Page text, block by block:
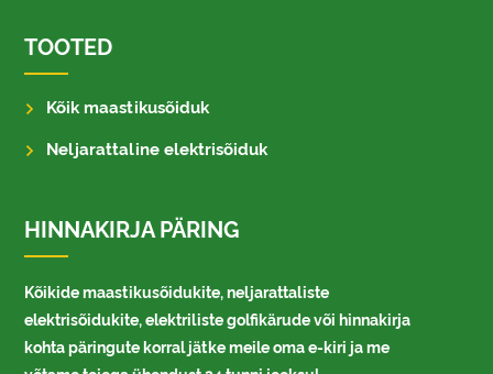
TOOTED
Kõik maastikusõiduk
Neljarattaline elektrisõiduk
HINNAKIRJA PÄRING
Kõikide maastikusõidukite, neljarattaliste
elektrisõidukite, elektriliste golfikärude või hinnakirja
kohta päringute korral jätke meile oma e-kiri ja me